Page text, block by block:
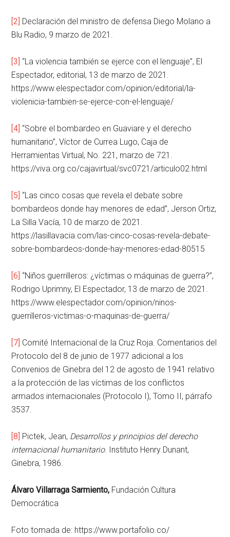
[2] Declaración del ministro de defensa Diego Molano a
Blu Radio, 9 marzo de 2021.
[3] “La violencia también se ejerce con el lenguaje”, El
Espectador, editorial, 13 de marzo de 2021.
https://www.elespectador.com/opinion/editorial/la-
violenicia-tambien-se-ejerce-con-el-lenguaje/
[4] “Sobre el bombardeo en Guaviare y el derecho
humanitario”, Víctor de Currea Lugo, Caja de
Herramientas Virtual, No. 221, marzo de 721.
https://viva.org.co/cajavirtual/svc0721/articulo02.html
[5] “Las cinco cosas que revela el debate sobre
bombardeos donde hay menores de edad”, Jerson Ortiz,
La Silla Vacía, 10 de marzo de 2021.
https://lasillavacia.com/las-cinco-cosas-revela-debate-
sobre-bombardeos-donde-hay-menores-edad-80515
[6] “Niños guerrilleros: ¿víctimas o máquinas de guerra?”,
Rodrigo Uprimny, El Espectador, 13 de marzo de 2021.
https://www.elespectador.com/opinion/ninos-
guerrilleros-victimas-o-maquinas-de-guerra/
[7] Comité Internacional de la Cruz Roja. Comentarios del
Protocolo del 8 de junio de 1977 adicional a los
Convenios de Ginebra del 12 de agosto de 1941 relativo
a la protección de las víctimas de los conflictos
armados internacionales (Protocolo I), Tomo II, párrafo
3537.
[8] Pictek, Jean, Desarrollos y principios del derecho
internacional humanitario. Instituto Henry Dunant,
Ginebra, 1986.
Álvaro Villarraga Sarmiento, Fundación Cultura
Democrática
Foto tomada de: https://www.portafolio.co/